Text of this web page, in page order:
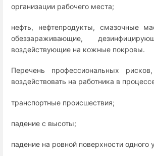
организации рабочего места;
нефть, нефтепродукты, смазочные
обеззараживающие,
воздействующие на кожные покровы.
Перечень профессиональных
воздействовать на работника в
транспортные происшествия;
падение с высоты;
падение на ровной поверхности одного